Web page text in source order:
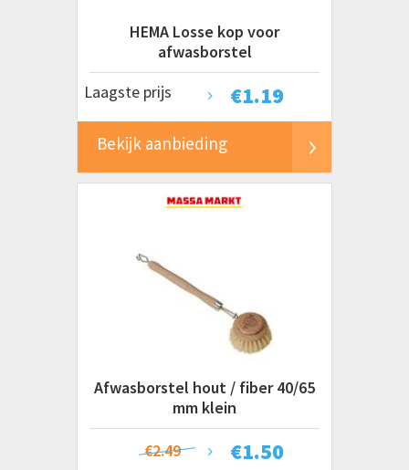
€ 0 tot € 2
€ 2 tot € 5
€ 5 tot € 10
€ 10 tot € 20+
HEMA Losse kop voor
afwasborstel
€1.19
Laagste prijs
Bekijk aanbieding
Afwasborstel hout / fiber 40/65
mm klein
€1.50
€2.49